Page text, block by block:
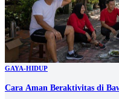
GAYA-HIDUP
Cara Aman Beraktivitas di